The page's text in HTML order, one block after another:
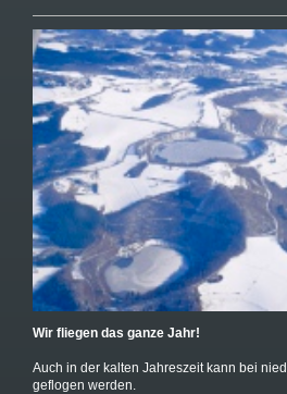
Wir fliegen das ganze Jahr!
Auch in der kalten Jahreszeit kann bei
geflogen werden.